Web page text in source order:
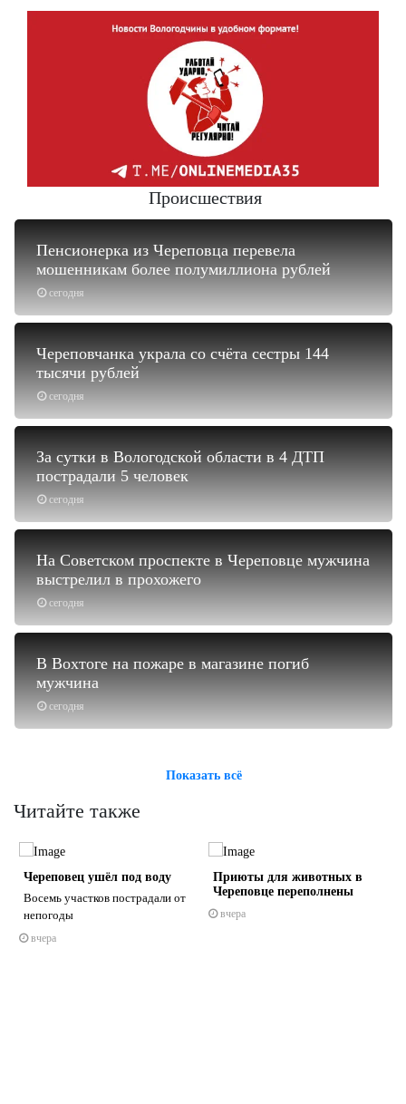
Происшествия
сегодня
Пенсионерка из Череповца перевела
мошенникам более полумиллиона рублей
сегодня
Череповчанка украла со счёта сестры 144
тысячи рублей
сегодня
За сутки в Вологодской области в 4 ДТП
пострадали 5 человек
сегодня
На Советском проспекте в Череповце мужчина
выстрелил в прохожего
сегодня
В Вохтоге на пожаре в магазине погиб
мужчина
Показать всё
Читайте также
Череповец ушёл под воду
Восемь участков пострадали от
непогоды
вчера
Приюты для животных в
Череповце переполнены
вчера